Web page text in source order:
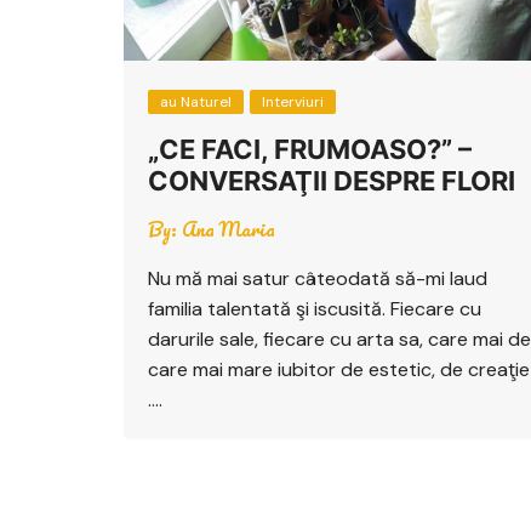
au Naturel Interviuri
„CE FACI, FRUMOASO?” –
CONVERSAŢII DESPRE FLORI
By: Ana Maria
Nu mă mai satur câteodată să-mi laud
familia talentată şi iscusită. Fiecare cu
darurile sale, fiecare cu arta sa, care mai de
care mai mare iubitor de estetic, de creaţie
….